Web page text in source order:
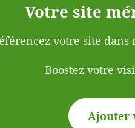
Votre site
votre site
Boostez votre
Ajouter